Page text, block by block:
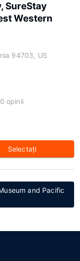
SureStay
Western
94703, US
opinii
Selectaţi
and Pacific